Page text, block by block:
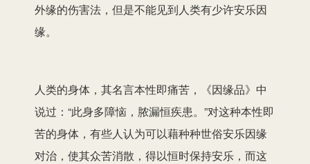
外缘的伤害法，但是不能见到人类有少许安乐因
缘。
人类的身体，其名言本性即痛苦，《因缘品》中
说过：“此身多障恼，脓漏恒疾患。”对这种本性即
苦的身体，有些人认为可以藉种种世俗安乐因缘
对治，使其众苦消散，得以恒时保持安乐，而这